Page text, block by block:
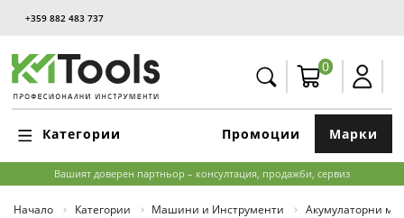
+359 882 483 737
0
Категории Марки
Промоции
Вашият доверен партньор – консултация, продажби, сервиз
Начало Категории Машини и Инструменти Акумулаторни